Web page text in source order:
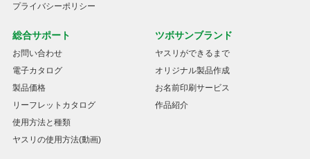
プライバシーポリシー
総合サポート
お問い合わせ
電子カタログ
製品価格
リーフレットカタログ
使用方法と種類
ヤスリの使用方法(動画)
ツボサンブランド
ヤスリができるまで
オリジナル製品作成
お名前印刷サービス
作品紹介